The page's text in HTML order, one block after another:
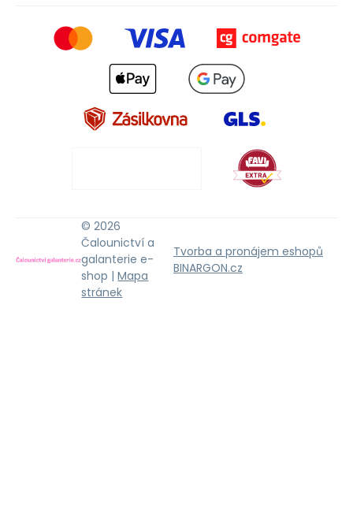
© 2026
Čalounictví a
galanterie e-
shop |Mapa
stránek
Tvorba a pronájem eshopů
BINARGON.cz